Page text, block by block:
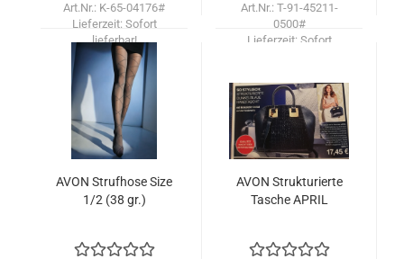
Art.Nr.: K-65-04176#
Lieferzeit: Sofort
lieferbar!
Art.Nr.: T-91-45211-
0500#
Lieferzeit: Sofort
AVON Struf­ho­se Size
1/2 (38 gr.)
AVON Struk­tu­rier­te
Ta­sche APRIL